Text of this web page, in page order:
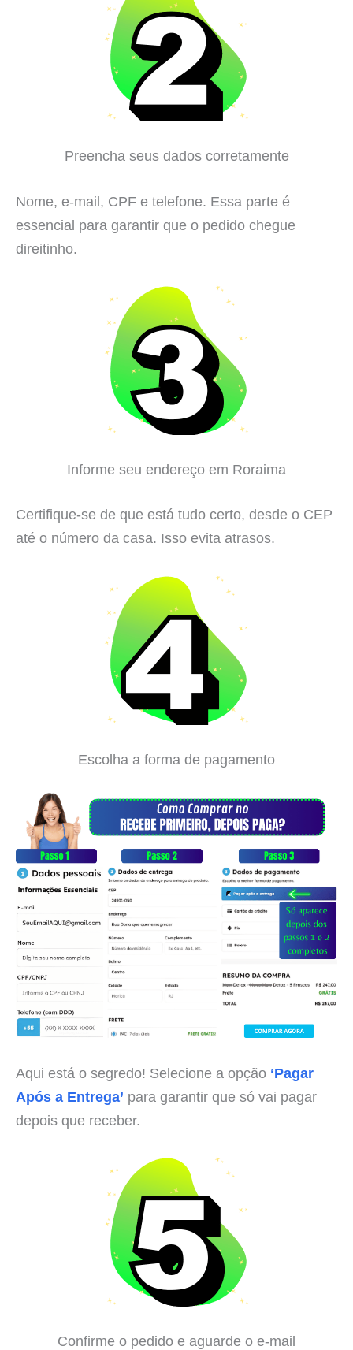
Preencha seus dados corretamente
Nome, e-mail, CPF e telefone. Essa parte é
essencial para garantir que o pedido chegue
direitinho.
Informe seu endereço em Roraima
Certifique-se de que está tudo certo, desde o CEP
até o número da casa. Isso evita atrasos.
Escolha a forma de pagamento
Aqui está o segredo! Selecione a opção ‘Pagar
Após a Entrega’ para garantir que só vai pagar
depois que receber.
Confirme o pedido e aguarde o e-mail